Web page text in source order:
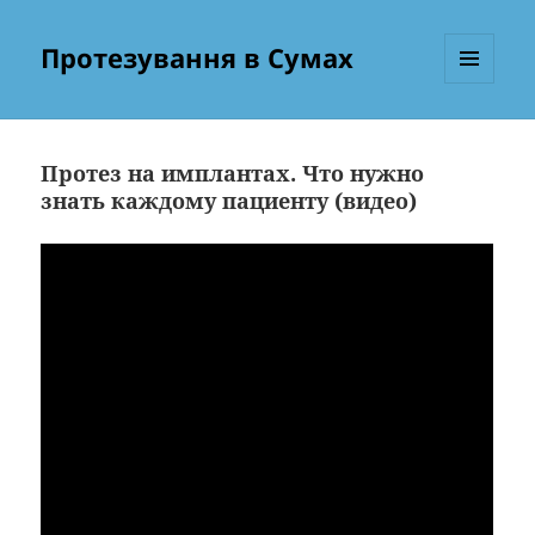
Протезування в Сумах
Протез на имплантах. Что нужно
знать каждому пациенту (видео)